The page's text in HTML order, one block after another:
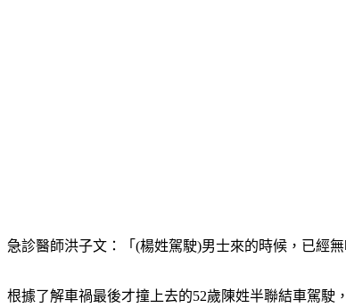
急診醫師洪子文：「(楊姓駕駛)男士來的時候，已經
根據了解車禍最後才撞上去的52歲陳姓半聯結車駕